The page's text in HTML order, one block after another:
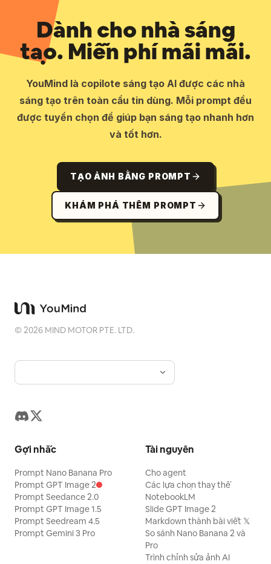
Dành cho nhà sáng
tạo. Miễn phí mãi mãi.
YouMind là copilote sáng tạo AI được các nhà
sáng tạo trên toàn cầu tin dùng. Mỗi prompt đều
được tuyển chọn để giúp bạn sáng tạo nhanh hơn
và tốt hơn.
TẠO ẢNH BẰNG PROMPT
KHÁM PHÁ THÊM PROMPT
©2026 MIND MOTOR PTE. LTD.
Gợi nhắc
Prompt Nano Banana Pro
Prompt GPT Image 2
Prompt Seedance 2.0
Prompt GPT Image 1.5
Prompt Seedream 4.5
Prompt Gemini 3 Pro
Tài nguyên
Cho agent
Các lựa chọn thay thế
NotebookLM
Slide GPT Image 2
Markdown thành bài viết 𝕏
So sánh Nano Banana 2 và
Pro
Trình chỉnh sửa ảnh AI